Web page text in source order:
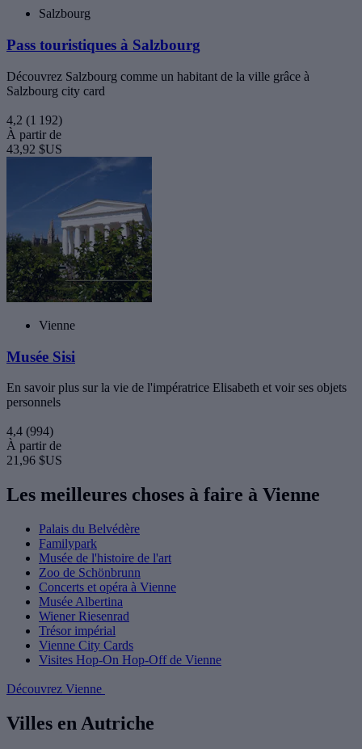
Salzbourg
Pass touristiques à Salzbourg
Découvrez Salzbourg comme un habitant de la ville grâce à
Salzbourg city card
4,2 (1 192)
À partir de
43,92 $US
Vienne
Musée Sisi
En savoir plus sur la vie de l'impératrice Elisabeth et voir ses objets
personnels
4,4 (994)
À partir de
21,96 $US
Les meilleures choses à faire à Vienne
Palais du Belvédère
Familypark
Musée de l'histoire de l'art
Zoo de Schönbrunn
Concerts et opéra à Vienne
Musée Albertina
Wiener Riesenrad
Trésor impérial
Vienne City Cards
Visites Hop-On Hop-Off de Vienne
Découvrez Vienne
Villes en Autriche